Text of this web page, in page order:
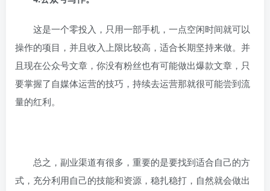
这是一个零投入，只用一部手机，一点空闲时间就可以
操作的项目，并且收入上限比较高，适合长期坚持来做。并
且现在公众号文章，你没有粉丝也有可能做出爆款文章，只
要掌握了自媒体运营的技巧，持续去运营那就很可能尝到流
量的红利。
总之，副业渠道有很多，重要的是要找到适合自己的方
式，充分利用自己的技能和资源，稳扎稳打，自然就会做出